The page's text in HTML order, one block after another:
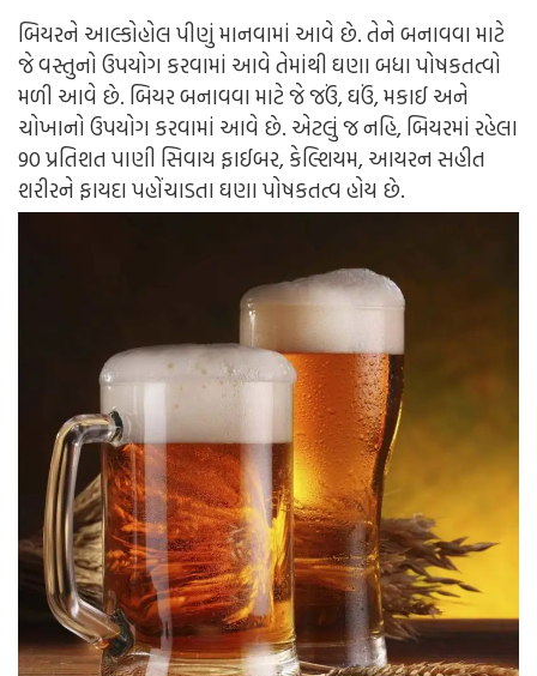
બિયરને આલ્કોહોલ પીણું માનવામાં આવે છે. તેને બનાવવા માટે
જે વસ્તુનો ઉપયોગ કરવામાં આવે તેમાંથી ઘણા બધા પોષકતત્વો
મળી આવે છે. બિયર બનાવવા માટે જે જઉં, ઘઉં, મકાઈ અને
ચોખાનો ઉપયોગ કરવામાં આવે છે. એટલું જ નહિ, બિયરમાં રહેલા
90 પ્રતિશત પાણી સિવાય ફાઈબર, કેલ્શિયમ, આયરન સહીત
શરીરને ફાયદા પહોંચાડતા ઘણા પોષકતત્વ હોય છે.